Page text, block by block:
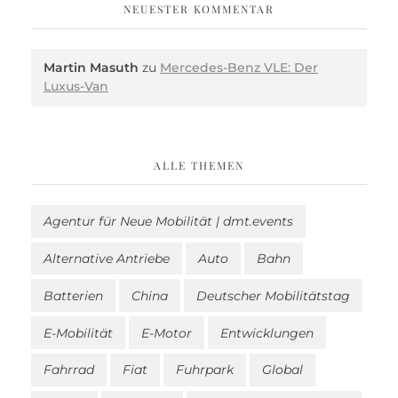
NEUESTER KOMMENTAR
Martin Masuth zu Mercedes-Benz VLE: Der
Luxus-Van
ALLE THEMEN
Agentur für Neue Mobilität | dmt.events
Alternative Antriebe Auto Bahn
Batterien China Deutscher Mobilitätstag
E-Mobilität E-Motor Entwicklungen
Fahrrad Fiat Fuhrpark Global